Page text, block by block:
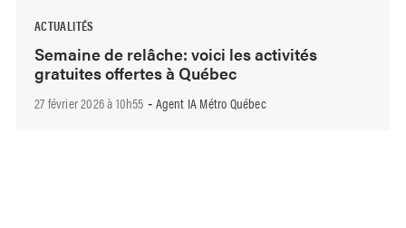
ACTUALITÉS
Semaine de relâche: voici les activités
gratuites offertes à Québec
27 février 2026 à 10h55 - Agent IA Métro Québec